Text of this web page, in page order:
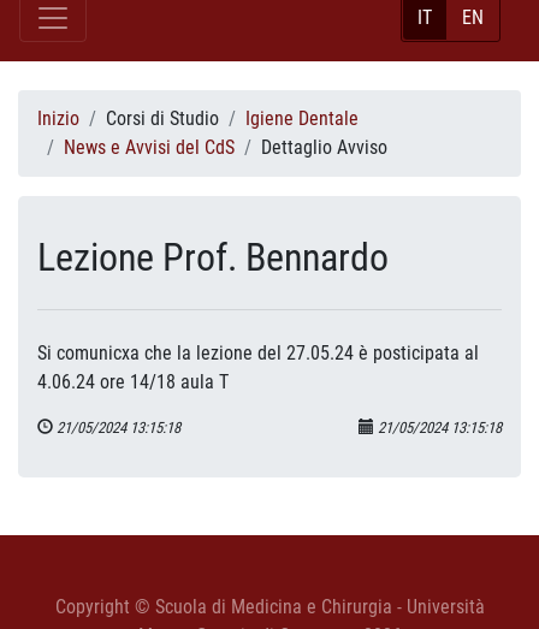
IT EN
Inizio Corsi di Studio
Igiene Dentale
News e Avvisi del CdS
Dettaglio Avviso
Lezione Prof. Bennardo
Si comunicxa che la lezione del 27.05.24 è posticipata al
4.06.24 ore 14/18 aula T
21/05/2024 13:15:18 21/05/2024 13:15:18
Copyright © Scuola di Medicina e Chirurgia - Università